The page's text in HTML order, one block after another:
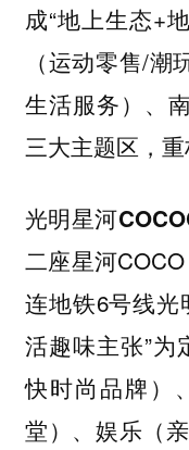
成“地上生态+
（运动零售/
生活服务）、
三大主题区，重
光明星河
二座星河
连地铁6号线光
活趣味主张”为
快时尚品牌）
堂）、娱乐（